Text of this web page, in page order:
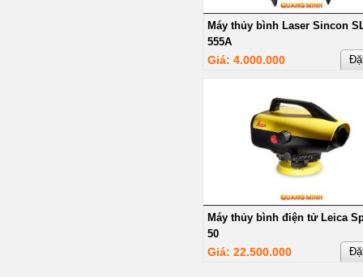
Máy thủy bình Laser Sincon
555A
Giá: 4.000.000
Máy thủy bình điện tử Leica
50
Giá: 22.500.000